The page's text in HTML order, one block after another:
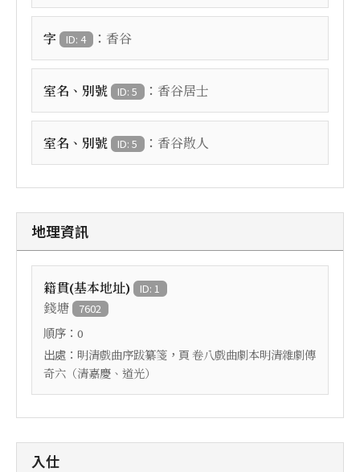
字 ID: 4 ： 香谷
室名、別號 ID: 5 ： 香谷居士
室名、別號 ID: 5 ： 香谷散人
地理資訊
籍貫(基本地址) ID: 1
錢塘 7602
順序： 0
出處： 明清戲曲序跋纂箋 ，頁 卷八戲曲劇本明清雜劇傳
奇六（清嘉慶、道光）
入仕